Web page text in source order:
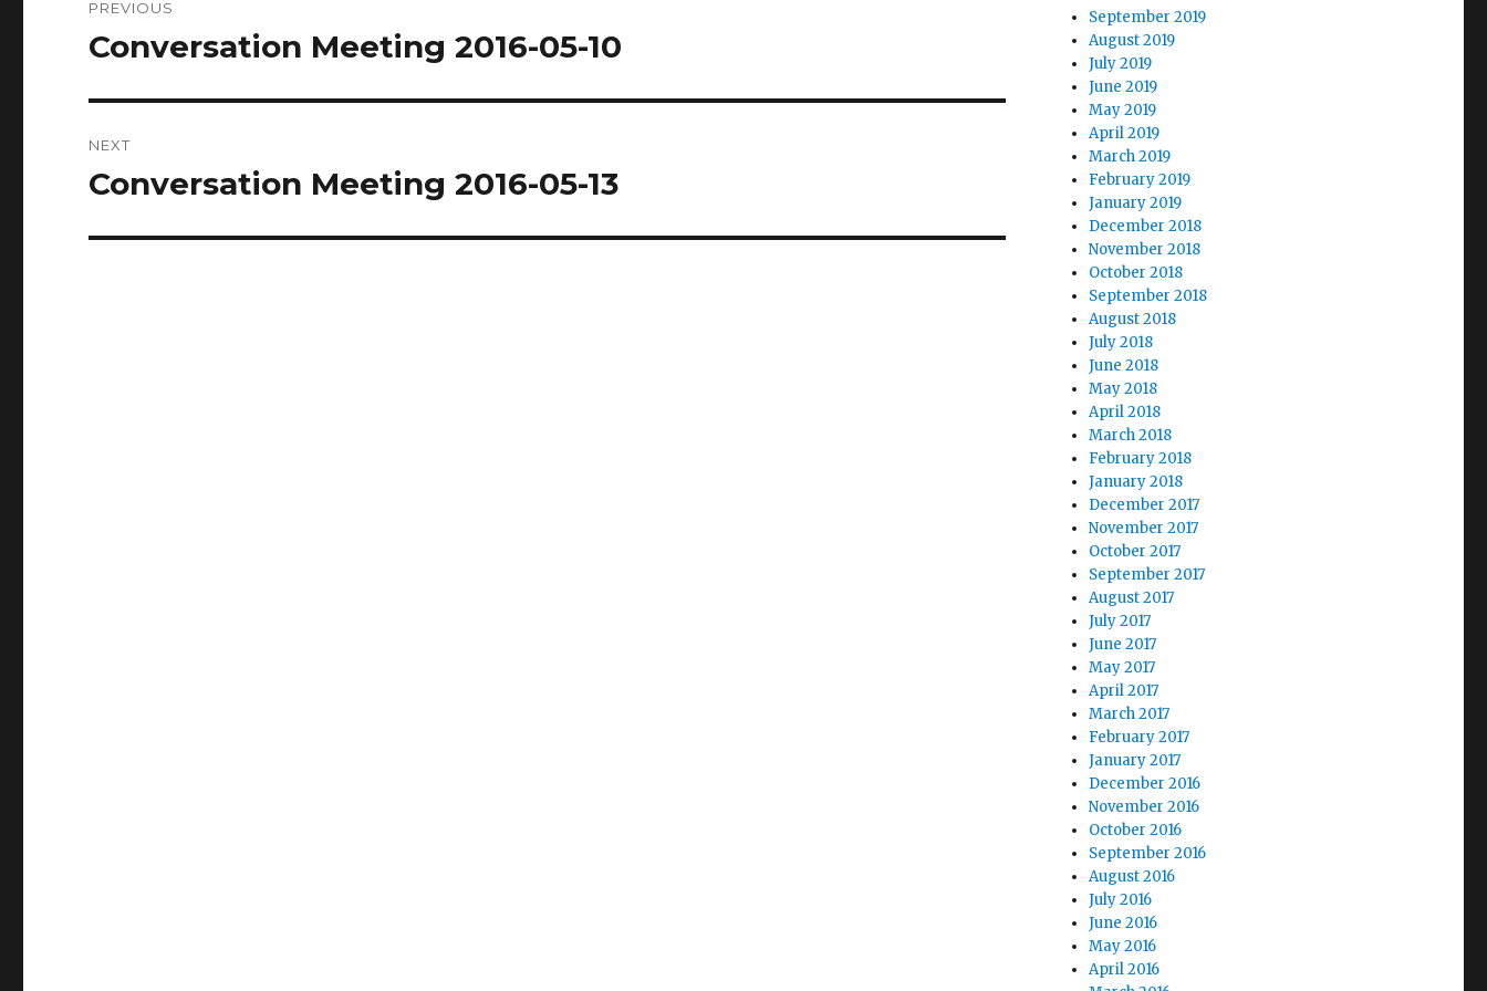
navigation
PREVIOUS
Previous
Conversation Meeting 2016-05-10
NEXT
Next
Conversation Meeting 2016-05-13
September 2019
August 2019
July 2019
June 2019
May 2019
April 2019
March 2019
February 2019
January 2019
December 2018
November 2018
October 2018
September 2018
August 2018
July 2018
June 2018
May 2018
April 2018
March 2018
February 2018
January 2018
December 2017
November 2017
October 2017
September 2017
August 2017
July 2017
June 2017
May 2017
April 2017
March 2017
February 2017
January 2017
December 2016
November 2016
October 2016
September 2016
August 2016
July 2016
June 2016
May 2016
April 2016